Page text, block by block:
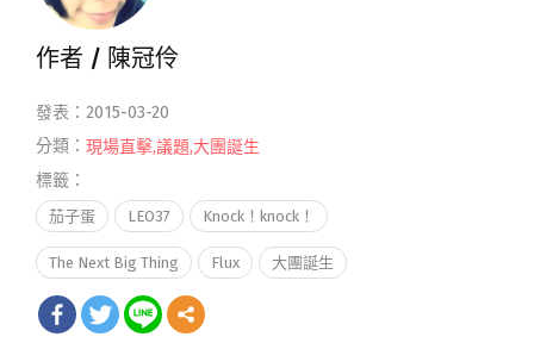
作者 / 陳冠伶
發表：2015-03-20
分類： 現場直擊,議題,大團誕生
標籤：
茄子蛋 LEO37 Knock！knock！
The Next Big Thing Flux 大團誕生